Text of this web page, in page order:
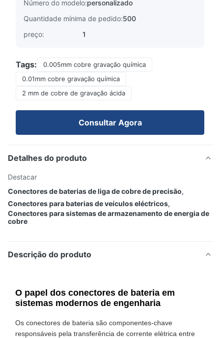
Número do modelo:personalizado
Quantidade mínima de pedido:500
preço:
1
Tags:
0.005mm cobre gravação química
0.01mm cobre gravação química
2 mm de cobre de gravação ácida
Consultar Agora
Detalhes do produto
Destacar
Conectores de baterias de liga de cobre de precisão,
Conectores para baterias de veículos eléctricos,
Conectores para sistemas de armazenamento de energia de
cobre
Descrição do produto
O papel dos conectores de bateria em
sistemas modernos de engenharia
Os conectores de bateria são componentes-chave
responsáveis pela transferência de corrente elétrica entre